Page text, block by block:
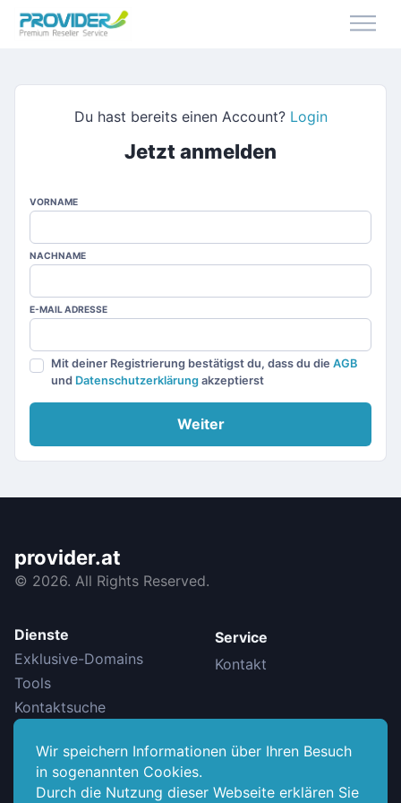
Du hast bereits einen Account? Login
Jetzt anmelden
VORNAME
NACHNAME
E-MAIL ADRESSE
Mit deiner Registrierung bestätigst du, dass du die AGB
und Datenschutzerklärung akzeptierst
Weiter
provider.at
© 2026. All Rights Reserved.
Dienste
Exklusive-Domains
Tools
Kontaktsuche
Service
Kontakt
Info
Datenschutzerklärung
Wir speichern Informationen über Ihren Besuch
in sogenannten Cookies.
Durch die Nutzung dieser Webseite erklären Sie